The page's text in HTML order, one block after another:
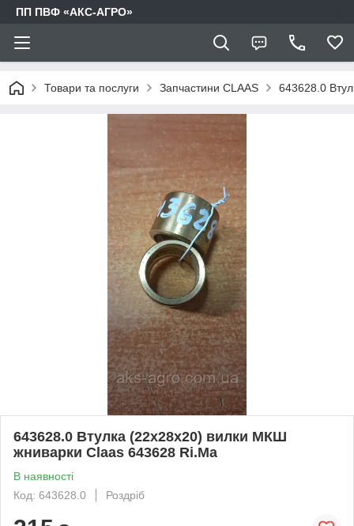
ПП ПВФ «АКС-АГРО»
Товари та послуги Запчастини CLAAS 643628.0
643628.0 Втулка (22x28x20) вилки МКШ
жниварки Claas 643628 Ri.Ma
В наявності
Код: 643628.0
Роздріб